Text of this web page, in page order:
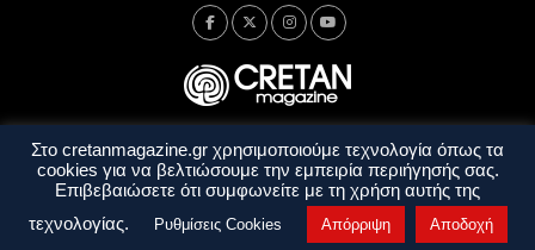
Ταυτότητα Πολιτική Απορρήτου
Όροι Χρήσης
Όροι και Προϋποθέσεις
Στο cretanmagazine.gr χρησιμοποιούμε τεχνολογία όπως τα
cookies για να βελτιώσουμε την εμπειρία περιήγησής σας.
Επιβεβαιώσετε ότι συμφωνείτε με τη χρήση αυτής της
τεχνολογίας.
Ρυθμίσεις Cookies Απόρριψη Αποδοχή